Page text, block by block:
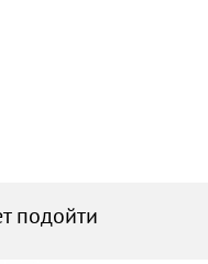
подойти